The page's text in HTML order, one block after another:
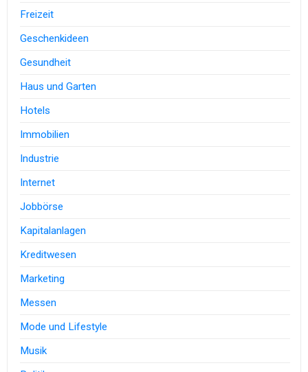
Freizeit
Geschenkideen
Gesundheit
Haus und Garten
Hotels
Immobilien
Industrie
Internet
Jobbörse
Kapitalanlagen
Kreditwesen
Marketing
Messen
Mode und Lifestyle
Musik